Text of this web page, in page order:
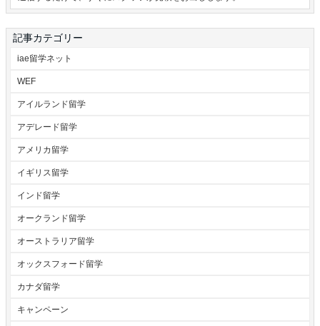
記事カテゴリー
iae留学ネット
WEF
アイルランド留学
アデレード留学
アメリカ留学
イギリス留学
インド留学
オークランド留学
オーストラリア留学
オックスフォード留学
カナダ留学
キャンペーン